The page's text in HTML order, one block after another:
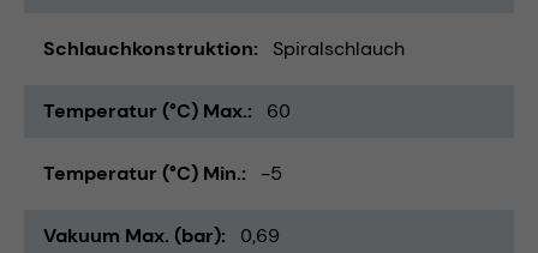
Schlauchkonstruktion Spiralschlauch
Temperatur (°C) Max. 60
Temperatur (°C) Min. -5
Vakuum Max. (bar) 0,69